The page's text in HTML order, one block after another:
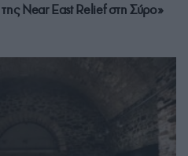
Near East Relief στη Σύρο»